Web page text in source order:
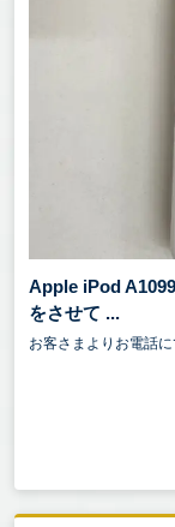
Apple iPod
をさせて ...
お客さまよりお電話